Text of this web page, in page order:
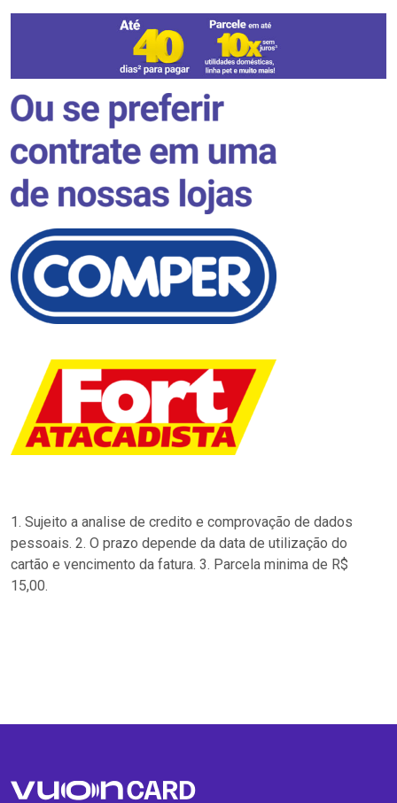
1. Sujeito a analise de credito e comprovação de dados
pessoais. 2. O prazo depende da data de utilização do
cartão e vencimento da fatura. 3. Parcela minima de R$
15,00.